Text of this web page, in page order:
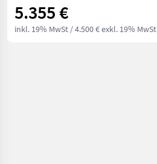
5.355 €
inkl. 19% MwSt / 4.500 € exkl. 19% MwSt